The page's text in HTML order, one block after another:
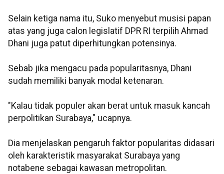
Selain ketiga nama itu, Suko menyebut musisi papan
atas yang juga calon legislatif DPR RI terpilih Ahmad
Dhani juga patut diperhitungkan potensinya.
Sebab jika mengacu pada popularitasnya, Dhani
sudah memiliki banyak modal ketenaran.
"Kalau tidak populer akan berat untuk masuk kancah
perpolitikan Surabaya," ucapnya.
Dia menjelaskan pengaruh faktor popularitas didasari
oleh karakteristik masyarakat Surabaya yang
notabene sebagai kawasan metropolitan.